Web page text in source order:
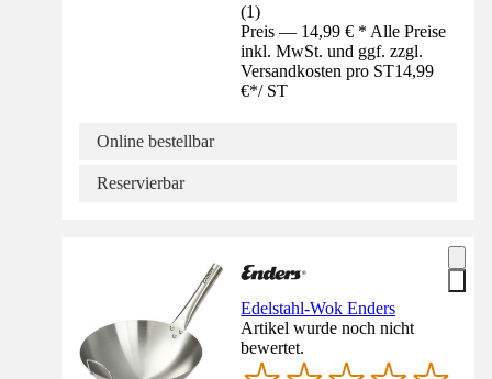
(1)
Preis — 14,99 € * Alle Preise
inkl. MwSt. und ggf. zzgl.
Versandkosten pro ST14,99
€*/ ST
Online bestellbar
Reservierbar
Edelstahl-Wok Enders
Artikel wurde noch nicht
bewertet.